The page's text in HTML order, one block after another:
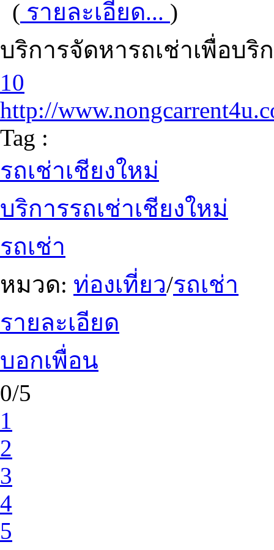
( รายละเอียด... )
บริการจัดหารถเช่าเพื่อบ
10
http://
Tag :
รถเช่าเชียงใหม่
บริการรถเช่าเชียงใหม่
รถเช่า
หมวด: ท่องเที่ยว/รถเช่า
รายละเอียด
บอกเพื่อน
0/5
1
2
3
4
5